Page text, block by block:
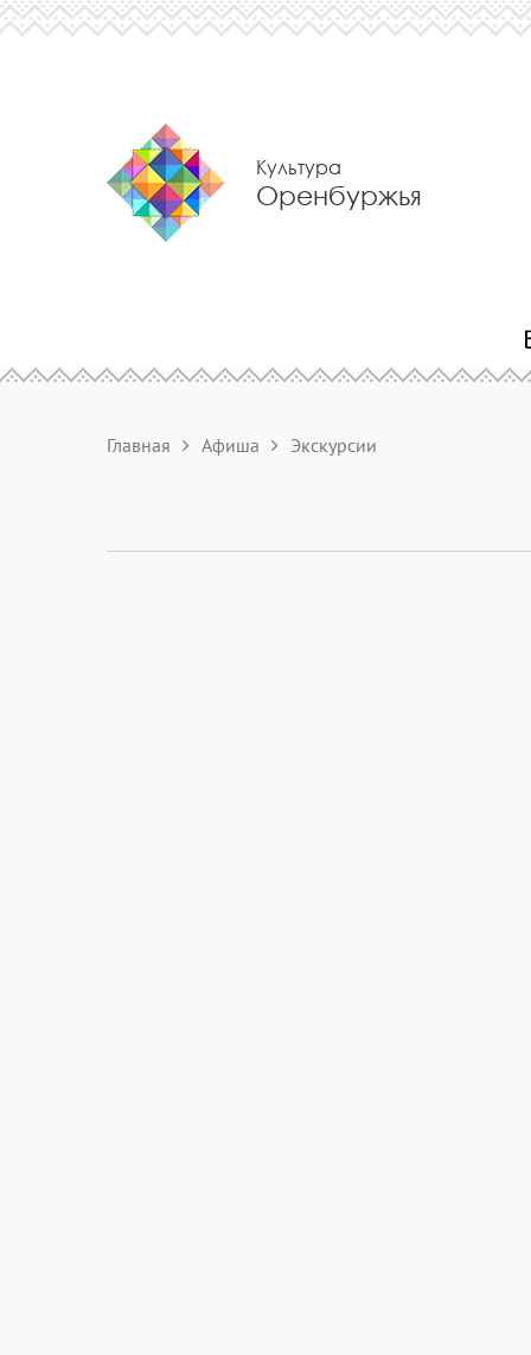
Культура
Оренбуржья
Главная Афиша Экскурсии